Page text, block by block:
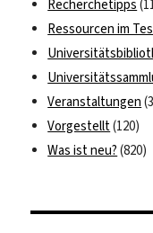
Recherchetipps
Ressourcen im
Veranstaltungen
Vorgestellt(120)
Was ist neu? (820)